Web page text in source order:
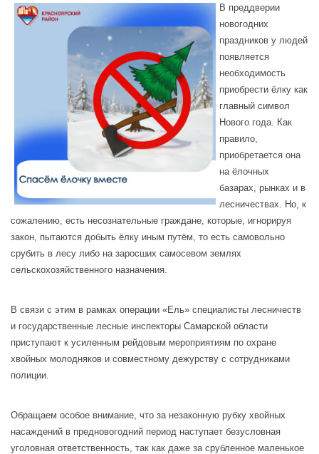
В преддверии
новогодних
праздников у людей
появляется
необходимость
приобрести ёлку как
главный символ
Нового года. Как
правило,
приобретается она
на ёлочных
базарах, рынках и в
лесничествах. Но, к
сожалению, есть несознательные граждане, которые, игнорируя
закон, пытаются добыть ёлку иным путём, то есть самовольно
срубить в лесу либо на заросших самосевом землях
сельскохозяйственного назначения.
В связи с этим в рамках операции «Ель» специалисты лесничеств
и государственные лесные инспекторы Самарской области
приступают к усиленным рейдовым мероприятиям по охране
хвойных молодняков и совместному дежурству с сотрудниками
полиции.
Обращаем особое внимание, что за незаконную рубку хвойных
насаждений в предновогодний период наступает безусловная
уголовная ответственность, так как даже за срубленное маленькое